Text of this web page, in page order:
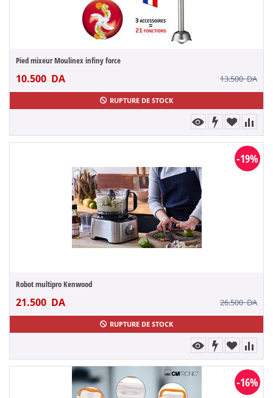
Pied mixeur Moulinex infiny force
10.500 DA 13.500DA
RUPTURE DE STOCK
-19%
Robot multipro Kenwood
21.500 DA 26.500DA
RUPTURE DE STOCK
-16%